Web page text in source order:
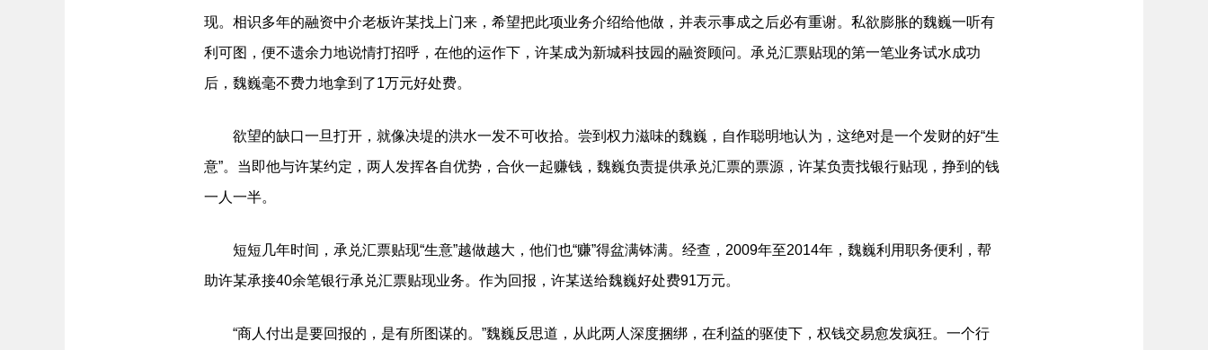
现。相识多年的融资中介老板许某找上门来，希望把此项业务介绍给他做，并表示事成之后必有重谢。私欲膨胀的魏巍一听有
利可图，便不遗余力地说情打招呼，在他的运作下，许某成为新城科技园的融资顾问。承兑汇票贴现的第一笔业务试水成功
后，魏巍毫不费力地拿到了1万元好处费。
欲望的缺口一旦打开，就像决堤的洪水一发不可收拾。尝到权力滋味的魏巍，自作聪明地认为，这绝对是一个发财的好“生
意”。当即他与许某约定，两人发挥各自优势，合伙一起赚钱，魏巍负责提供承兑汇票的票源，许某负责找银行贴现，挣到的钱
一人一半。
短短几年时间，承兑汇票贴现“生意”越做越大，他们也“赚”得盆满钵满。经查，2009年至2014年，魏巍利用职务便利，帮
助许某承接40余笔银行承兑汇票贴现业务。作为回报，许某送给魏巍好处费91万元。
“商人付出是要回报的，是有所图谋的。”魏巍反思道，从此两人深度捆绑，在利益的驱使下，权钱交易愈发疯狂。一个行